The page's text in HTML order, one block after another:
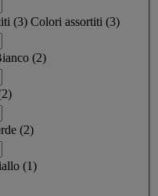
(3) Colori assortiti (3)
(2)
(2)
(1)